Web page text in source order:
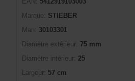
Marque:
STIEBER
Man:
30103301
Diamètre extérieur: 75 mm
Diamètre intérieur: 25
Largeur: 57 cm